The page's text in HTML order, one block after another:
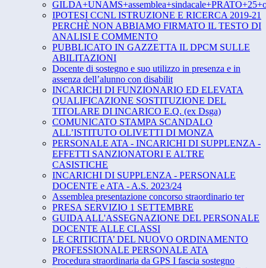
IPOTESI CCNL ISTRUZIONE E RICERCA 2019-21
PERCHÈ NON ABBIAMO FIRMATO IL TESTO DI
ANALISI E COMMENTO
PUBBLICATO IN GAZZETTA IL DPCM SULLE
ABILITAZIONI
Docente di sostegno e suo utilizzo in presenza e in
assenza dell’alunno con disabilit
INCARICHI DI FUNZIONARIO ED ELEVATA
QUALIFICAZIONE SOSTITUZIONE DEL
TITOLARE DI INCARICO E.Q. (ex Dsga)
COMUNICATO STAMPA SCANDALO
ALL’ISTITUTO OLIVETTI DI MONZA
PERSONALE ATA - INCARICHI DI SUPPLENZA -
EFFETTI SANZIONATORI E ALTRE
CASISTICHE
INCARICHI DI SUPPLENZA - PERSONALE
DOCENTE e ATA - A.S. 2023/24
Assemblea presentazione concorso straordinario ter
PRESA SERVIZIO 1 SETTEMBRE
GUIDA ALL'ASSEGNAZIONE DEL PERSONALE
DOCENTE ALLE CLASSI
LE CRITICITA’ DEL NUOVO ORDINAMENTO
PROFESSIONALE PERSONALE ATA
Procedura straordinaria da GPS I fascia sostegno